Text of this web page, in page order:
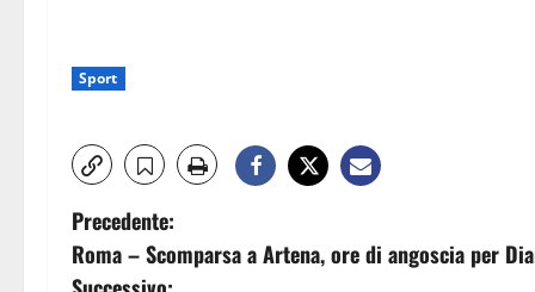
Sport
N
a
Precedente:
Roma – Scomparsa a Artena, ore di angoscia per